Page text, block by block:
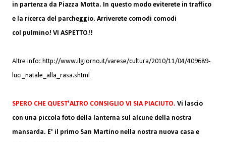
in partenza da Piazza Motta. In questo modo eviterete in traffico
e la ricerca del parcheggio. Arriverete comodi comodi
col pulmino! VI ASPETTO!!
Altre info: http://www.ilgiorno.it/varese/cultura/2010/11/04/409689-
luci_natale_alla_rasa.shtml
SPERO CHE QUEST'ALTRO CONSIGLIO VI SIA PIACIUTO. Vi lascio
con una piccola foto della lanterna sul alcune della nostra
mansarda. E' il primo San Martino nella nostra nuova casa e